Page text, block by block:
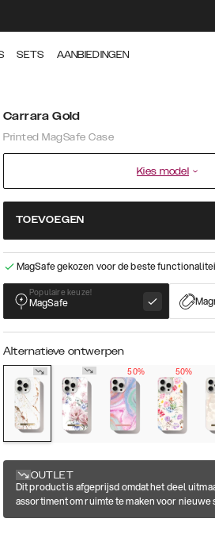
SETS AANBIEDINGEN
Carrara Gold
Printed MagSafe Case
Kies model
TOEVOEGEN
MagSafe gekozen voor de beste
Populaire keuze!
MagSafe
Alternatieve ontwerpen
50%
50%
OUTLET
Dit product is afgeprijsd omdat het deel
assortiment om ruimte te maken voor